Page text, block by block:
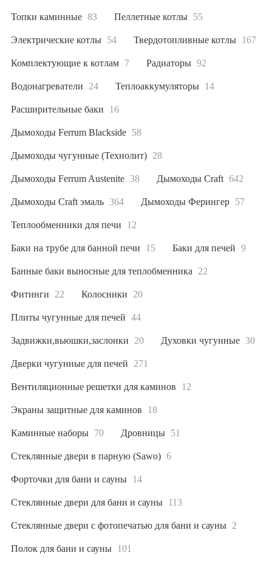
Топки каминные 83 Пеллетные котлы 55
Электрические котлы 54 Твердотопливные котлы 167
Комплектующие к котлам 7 Радиаторы 92
Водонагреватели 24 Теплоаккумуляторы 14
Расширительные баки 16
Дымоходы Ferrum Blackside 58
Дымоходы чугунные (Технолит) 28
Дымоходы Ferrum Austenite 38 Дымоходы Craft 642
Дымоходы Craft эмаль 364 Дымоходы Ферингер 57
Теплообменники для печи 12
Баки на трубе для банной печи 15 Баки для печей 9
Банные баки выносные для теплобменника 22
Фитинги 22 Колосники 20
Плиты чугунные для печей 44
Задвижки,вьюшки,заслонки 20 Духовки чугунные 30
Дверки чугунные для печей 271
Вентиляционные решетки для каминов 12
Экраны защитные для каминов 18
Каминные наборы 70 Дровницы 51
Стеклянные двери в парную (Sawo) 6
Форточки для бани и сауны 14
Стеклянные двери для бани и сауны 113
Стеклянные двери с фотопечатью для бани и сауны 2
Полок для бани и сауны 101